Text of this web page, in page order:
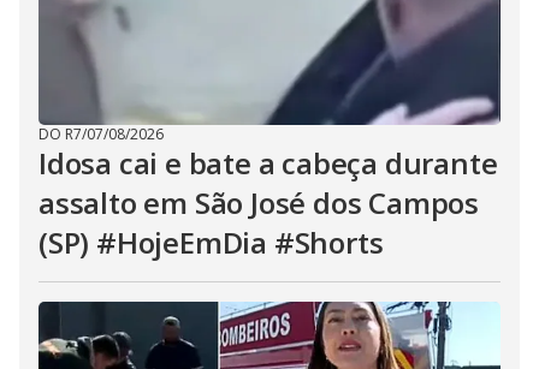
DO R7/07/08/2026
Idosa cai e bate a cabeça durante
assalto em São José dos Campos
(SP) #HojeEmDia #Shorts